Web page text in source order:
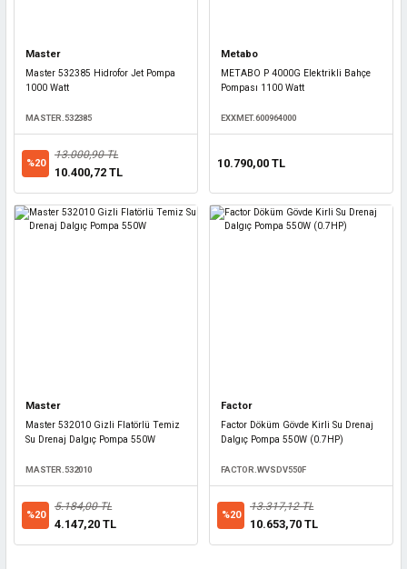
Master
Master 532385 Hidrofor Jet Pompa
1000 Watt
MASTER.532385
%20
13.000,90 TL
10.400,72 TL
Metabo
METABO P 4000G Elektrikli Bahçe
Pompası 1100 Watt
EXXMET.600964000
10.790,00 TL
Master
Master 532010 Gizli Flatörlü Temiz
Su Drenaj Dalgıç Pompa 550W
MASTER.532010
%20
5.184,00 TL
4.147,20 TL
Factor
Factor Döküm Gövde Kirli Su Drenaj
Dalgıç Pompa 550W (0.7HP)
FACTOR.WVSDV550F
%20
13.317,12 TL
10.653,70 TL